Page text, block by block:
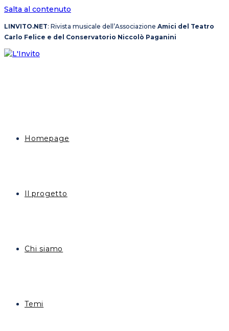
Salta al contenuto
LINVITO.NET: Rivista musicale dell’Associazione Amici del Teatro
Carlo Felice e del Conservatorio Niccolò Paganini
Homepage
Il progetto
Chi siamo
Temi